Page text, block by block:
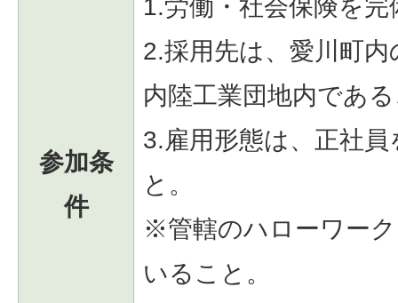
参加条
件
1.労働・社会保険を
2.採用先は、愛川町
内陸工業団地内であ
3.雇用形態は、正社
と。
※管轄のハローワー
いること。